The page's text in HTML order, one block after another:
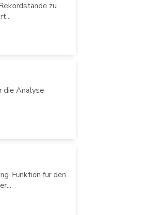
zu
die Analyse
Funktion für den